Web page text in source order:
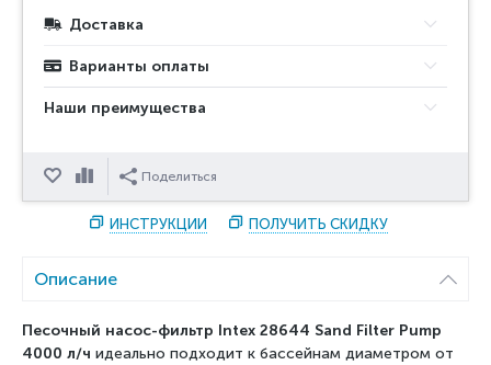
Доставка
Варианты оплаты
Наши преимущества
ОтложитьСравнитьПоделиться
ИНСТРУКЦИИ ПОЛУЧИТЬ СКИДКУ
Описание
Песочный насос-фильтр Intex 28644 Sand Filter Pump
4000 л/ч идеально подходит к бассейнам диаметром от